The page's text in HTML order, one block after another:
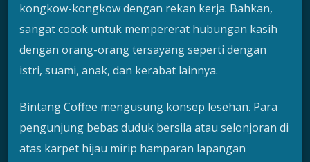
kongkow-kongkow dengan rekan kerja. Bahkan,
sangat cocok untuk mempererat hubungan kasih
dengan orang-orang tersayang seperti dengan
istri, suami, anak, dan kerabat lainnya.
Bintang Coffee mengusung konsep lesehan. Para
pengunjung bebas duduk bersila atau selonjoran di
atas karpet hijau mirip hamparan lapangan